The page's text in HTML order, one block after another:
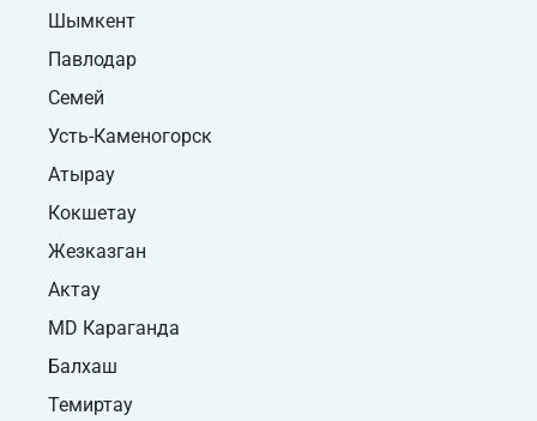
Шымкент
Павлодар
Семей
Усть-Каменогорск
Атырау
Кокшетау
Жезказган
Актау
MD Караганда
Балхаш
Темиртау